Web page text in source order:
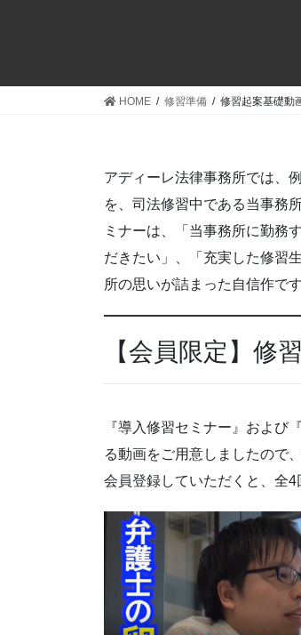
HOME 修習準備 修習起案基礎動
アディーレ法律事務所では、
を、司法修習中である当事務
ミナーは、「当事務所に勤務
だきたい」、「充実した修習
所の思いが詰まった自信作です
【会員限定】修
『導入修習セミナー』および
る動画をご用意しましたので
会員登録していただくと、全